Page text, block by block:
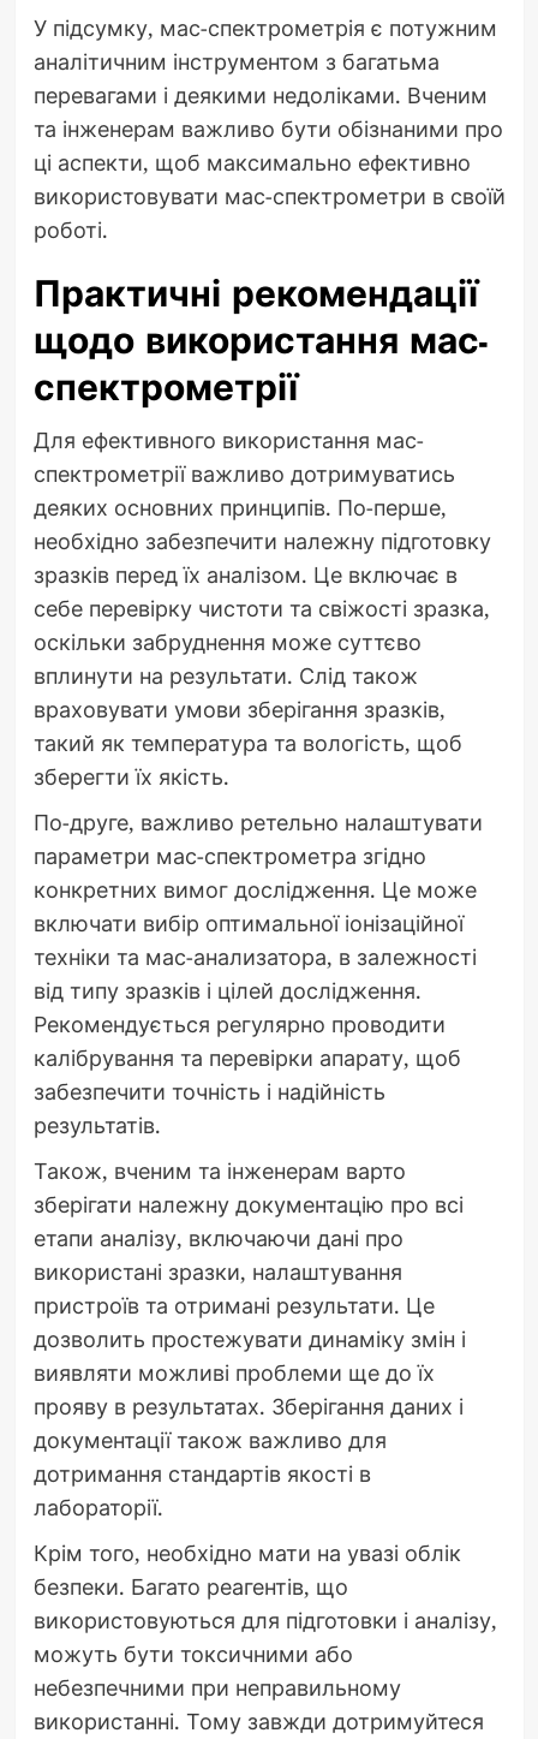
У підсумку, мас-спектрометрія є потужним
аналітичним інструментом з багатьма
перевагами і деякими недоліками. Вченим
та інженерам важливо бути обізнаними про
ці аспекти, щоб максимально ефективно
використовувати мас-спектрометри в своїй
роботі.
Практичні рекомендації
щодо використання мас-
спектрометрії
Для ефективного використання мас-
спектрометрії важливо дотримуватись
деяких основних принципів. По-перше,
необхідно забезпечити належну підготовку
зразків перед їх аналізом. Це включає в
себе перевірку чистоти та свіжості зразка,
оскільки забруднення може суттєво
вплинути на результати. Слід також
враховувати умови зберігання зразків,
такий як температура та вологість, щоб
зберегти їх якість.
По-друге, важливо ретельно налаштувати
параметри мас-спектрометра згідно
конкретних вимог дослідження. Це може
включати вибір оптимальної іонізаційної
техніки та мас-анализатора, в залежності
від типу зразків і цілей дослідження.
Рекомендується регулярно проводити
калібрування та перевірки апарату, щоб
забезпечити точність і надійність
результатів.
Також, вченим та інженерам варто
зберігати належну документацію про всі
етапи аналізу, включаючи дані про
використані зразки, налаштування
пристроїв та отримані результати. Це
дозволить простежувати динаміку змін і
виявляти можливі проблеми ще до їх
прояву в результатах. Зберігання даних і
документації також важливо для
дотримання стандартів якості в
лабораторії.
Крім того, необхідно мати на увазі облік
безпеки. Багато реагентів, що
використовуються для підготовки і аналізу,
можуть бути токсичними або
небезпечними при неправильному
використанні. Тому завжди дотримуйтеся